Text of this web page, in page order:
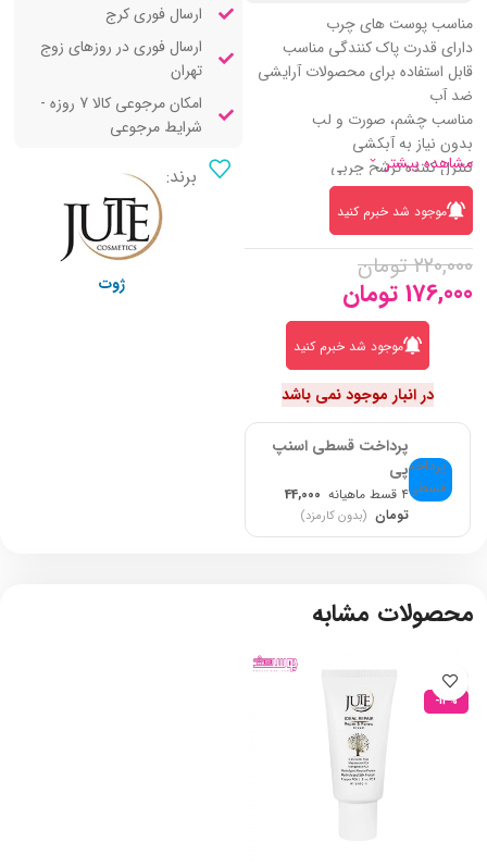
مناسب پوست های چرب
دارای قدرت پاک کنندگی مناسب
قابل استفاده برای محصولات آرایشی
ضد آب
مناسب چشم، صورت و لب
بدون نیاز به آبکشی
کنترل کننده ترشح چربی
تامین رطوبت مورد نیاز پوست
تسکین دهنده و التیام بخش پوست
حاوی عصاره آلوئه ورا، اسطوخودوس
و روغن برگ درخت چای
مشاهده بیشتر
موجود شد خبرم کنید
220,000 تومان
176,000 تومان
موجود شد خبرم کنید
در انبار موجود نمی باشد
پرداخت قسطی اسنپ
پی
۴ قسط ماهیانه
44,000
تومان (بدون کارمزد)
ارسال فوری کرج
ارسال فوری در روزهای زوج
تهران
امکان مرجوعی کالا 7 روزه -
شرایط مرجوعی
برند:
ژوت
محصولات مشابه
-13%